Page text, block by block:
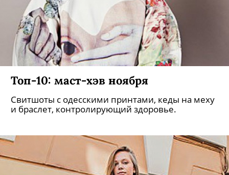
Топ-10: маст-хэв ноября
Свитшоты с одесскими принтами, кеды на меху
и браслет, контролирующий здоровье.